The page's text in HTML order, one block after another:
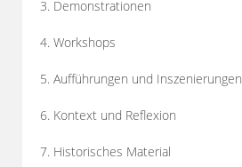
3. Demonstrationen
4. Workshops
5. Aufführungen und Inszenierungen
6. Kontext und Reflexion
7. Historisches Material